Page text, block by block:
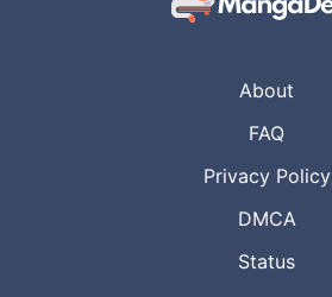
About
FAQ
Privacy Policy
DMCA
Status